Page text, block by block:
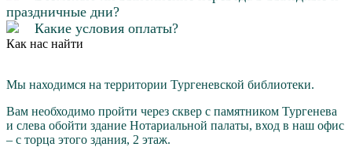
праздничные дни?
Какие условия оплаты?
Как нас найти
Мы находимся на территории Тургеневской библиотеки.
Вам необходимо пройти через cквер с памятником Тургенева
и слева обойти здание Нотариальной палаты, вход в наш офис
– с торца этого здания, 2 этаж.